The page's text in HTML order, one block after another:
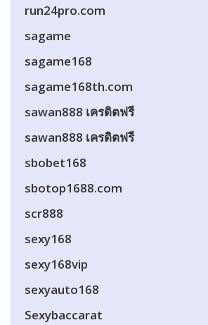
run24pro.com
sagame
sagame168
sagame168th.com
sawan888 เครดิตฟรี
sawan888 เครดิตฟรี
sbobet168
sbotop1688.com
scr888
sexy168
sexy168vip
sexyauto168
Sexybaccarat